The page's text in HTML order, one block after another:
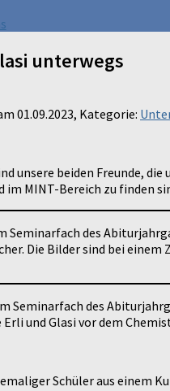
unterwegs
01.09.2023, Kategorie:
unsere beiden Freunde,
im MINT-Bereich zu finden
Seminarfach des
Die Bilder sind bei
Seminarfach des
Erli und Glasi vor dem
Schüler aus einem